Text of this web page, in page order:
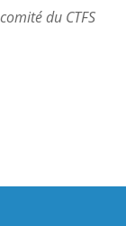
du CTFS